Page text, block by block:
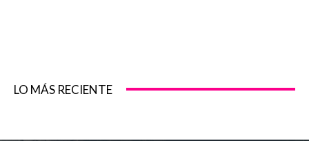
LO MÁS RECIENTE